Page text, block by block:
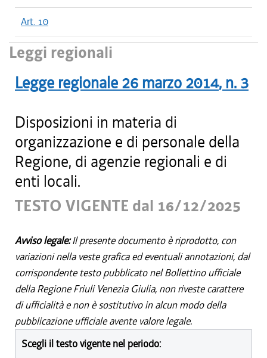
Art. 10
Leggi regionali
Legge regionale 26 marzo 2014, n. 3
Disposizioni in materia di
organizzazione e di personale della
Regione, di agenzie regionali e di
enti locali.
TESTO VIGENTE dal 16/12/2025
Avviso legale:Il presente documento è riprodotto, con
variazioni nella veste grafica ed eventuali annotazioni, dal
corrispondente testo pubblicato nel Bollettino ufficiale
della Regione Friuli Venezia Giulia, non riveste carattere
di ufficialità e non è sostitutivo in alcun modo della
pubblicazione ufficiale avente valore legale.
Scegli il testo vigente nel periodo: